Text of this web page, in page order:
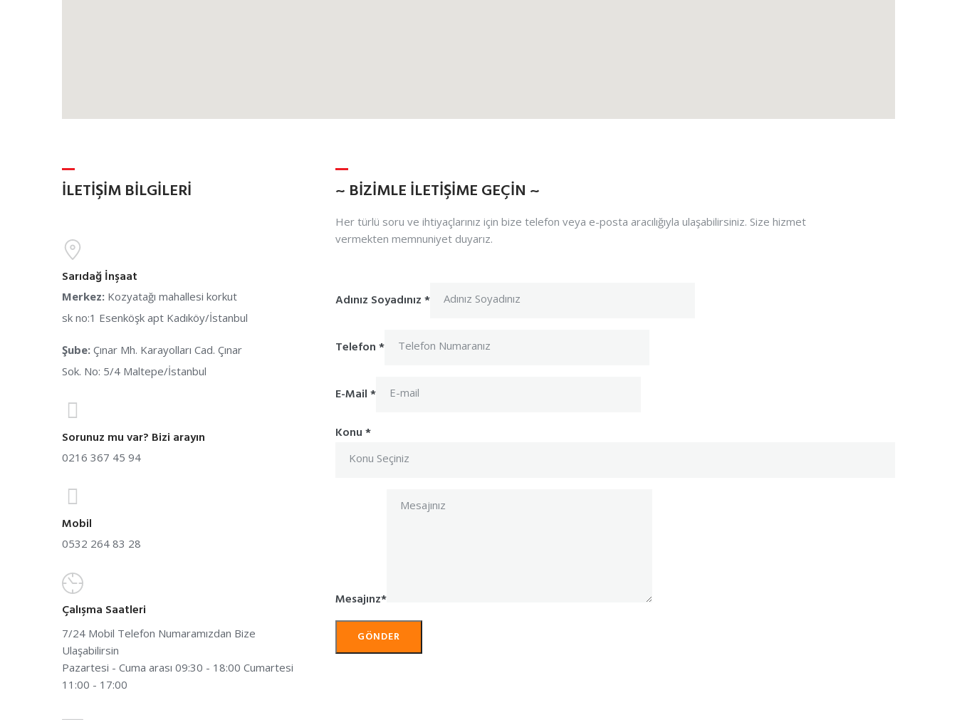
İLETIŞIM BILGILERI
Sarıdağ İnşaat
Merkez: Kozyatağı mahallesi korkut
sk no:1 Esenköşk apt Kadıköy/İstanbul
Şube: Çınar Mh. Karayolları Cad. Çınar
Sok. No: 5/4 Maltepe/İstanbul
Sorunuz mu var? Bizi arayın
0216 367 45 94
Mobil
0532 264 83 28
Çalışma Saatleri
7/24 Mobil Telefon Numaramızdan Bize
Ulaşabilirsin
Pazartesi - Cuma arası 09:30 - 18:00 Cumartesi
11:00 - 17:00
~ BIZIMLE İLETIŞIME GEÇIN ~
Her türlü soru ve ihtiyaçlarınız için bize telefon veya e-posta aracılığıyla ulaşabilirsiniz. Size hizmet
vermekten memnuniyet duyarız.
Adınız Soyadınız*
Telefon*
E-Mail*
Konu*
Mesajınz*